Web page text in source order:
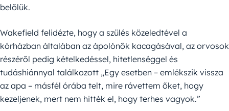
belőlük.
Wakefield felidézte, hogy a szülés közeledtével a
kórházban általában az ápolónők kacagásával, az orvosok
részéről pedig kételkedéssel, hitetlenséggel és
tudáshiánnyal találkozott „Egy esetben – emlékszik vissza
az apa – másfél órába telt, mire rávettem őket, hogy
kezeljenek, mert nem hitték el, hogy terhes vagyok.”